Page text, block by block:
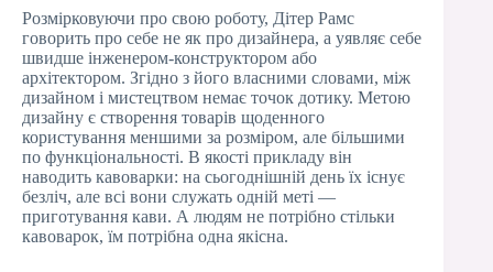
Розмірковуючи про свою роботу, Дітер Рамс
говорить про себе не як про дизайнера, а уявляє себе
швидше інженером-конструктором або
архітектором. Згідно з його власними словами, між
дизайном і мистецтвом немає точок дотику. Метою
дизайну є створення товарів щоденного
користування меншими за розміром, але більшими
по функціональності. В якості прикладу він
наводить кавоварки: на сьогоднішній день їх існує
безліч, але всі вони служать одній меті —
приготування кави. А людям не потрібно стільки
кавоварок, їм потрібна одна якісна.